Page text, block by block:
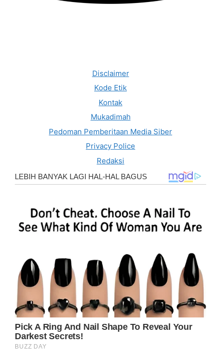
Disclaimer
Kode Etik
Kontak
Mukadimah
Pedoman Pemberitaan Media Siber
Privacy Police
Redaksi